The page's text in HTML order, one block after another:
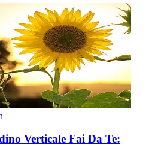
Verticale Fai Da Te: